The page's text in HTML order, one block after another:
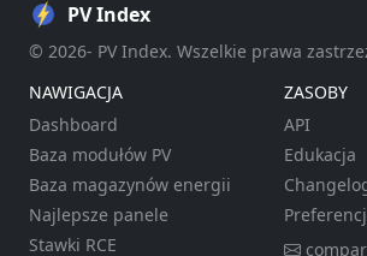
PV Index
© 2026- PV Index. Wszelkie prawa
NAWIGACJA
Dashboard
Baza modułów PV
Baza magazynów energii
Najlepsze panele
Stawki RCE
ZASOBY
API
Edukacja